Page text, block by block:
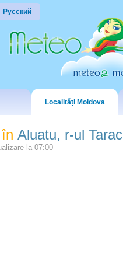
Русский
Localități Moldova
Aluatu, r-ul
la 07:00